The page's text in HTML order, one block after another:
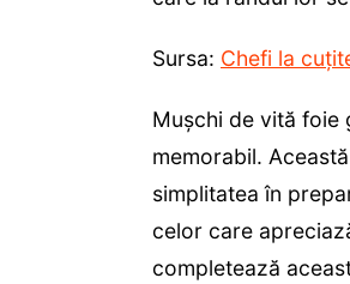
Sursa: Chefi la
Mușchi de vită foie
memorabil.
simplitatea în
celor care
completează